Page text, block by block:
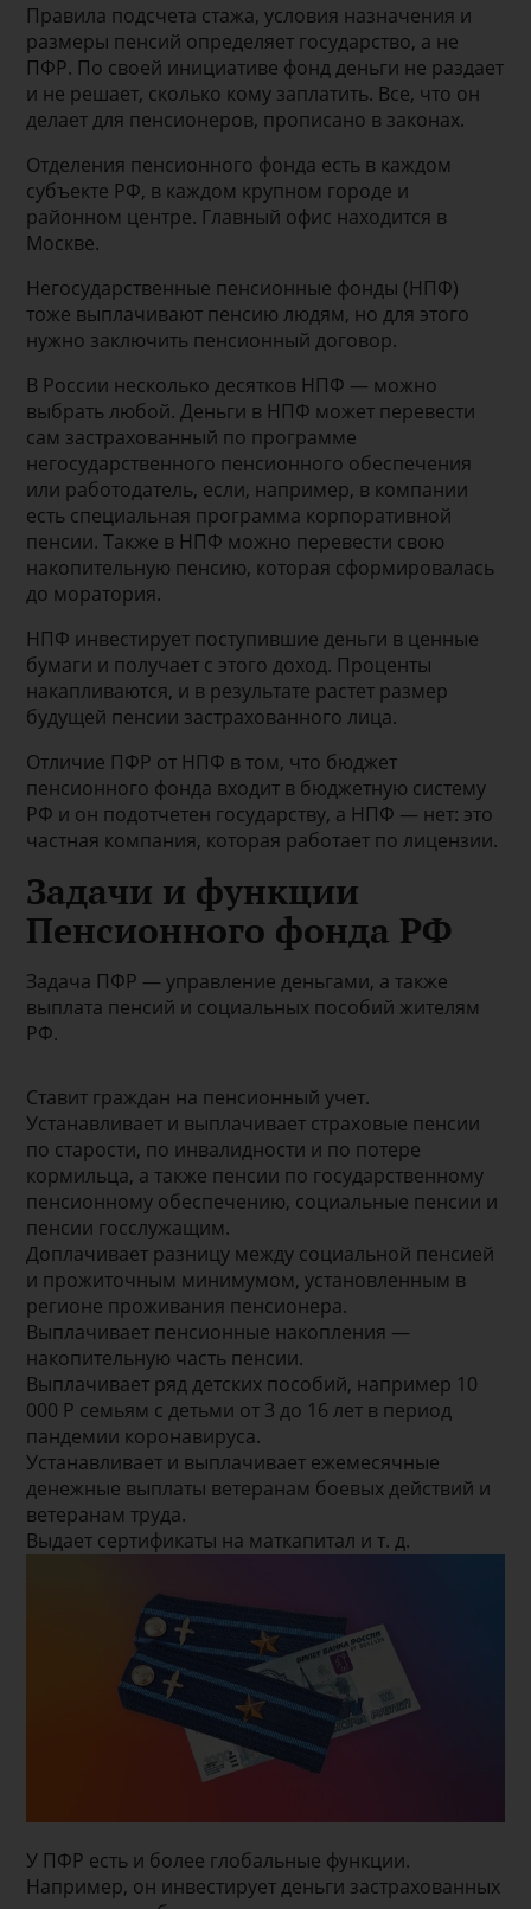
Правила подсчета стажа, условия назначения и
размеры пенсий определяет государство, а не
ПФР. По своей инициативе фонд деньги не раздает
и не решает, сколько кому заплатить. Все, что он
делает для пенсионеров, прописано в законах.
Отделения пенсионного фонда есть в каждом
субъекте РФ, в каждом крупном городе и
районном центре. Главный офис находится в
Москве.
Негосударственные пенсионные фонды (НПФ)
тоже выплачивают пенсию людям, но для этого
нужно заключить пенсионный договор.
В России несколько десятков НПФ — можно
выбрать любой. Деньги в НПФ может перевести
сам застрахованный по программе
негосударственного пенсионного обеспечения
или работодатель, если, например, в компании
есть специальная программа корпоративной
пенсии. Также в НПФ можно перевести свою
накопительную пенсию, которая сформировалась
до моратория.
НПФ инвестирует поступившие деньги в ценные
бумаги и получает с этого доход. Проценты
накапливаются, и в результате растет размер
будущей пенсии застрахованного лица.
Отличие ПФР от НПФ в том, что бюджет
пенсионного фонда входит в бюджетную систему
РФ и он подотчетен государству, а НПФ — нет: это
частная компания, которая работает по лицензии.
Задачи и функции
Пенсионного фонда РФ
Задача ПФР — управление деньгами, а также
выплата пенсий и социальных пособий жителям
РФ.
Ставит граждан на пенсионный учет.
Устанавливает и выплачивает страховые пенсии
по старости, по инвалидности и по потере
кормильца, а также пенсии по государственному
пенсионному обеспечению, социальные пенсии и
пенсии госслужащим.
Доплачивает разницу между социальной пенсией
и прожиточным минимумом, установленным в
регионе проживания пенсионера.
Выплачивает пенсионные накопления —
накопительную часть пенсии.
Выплачивает ряд детских пособий, например 10
000 Р семьям с детьми от 3 до 16 лет в период
пандемии коронавируса.
Устанавливает и выплачивает ежемесячные
денежные выплаты ветеранам боевых действий и
ветеранам труда.
Выдает сертификаты на маткапитал и т. д.
У ПФР есть и более глобальные функции.
Например, он инвестирует деньги застрахованных